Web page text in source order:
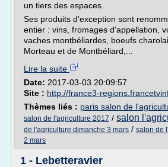
un tiers des espaces.
Ses produits d'exception sont
entier : vins, fromages d'appellation,
vaches montbéliardes, boeufs
Morteau et de Montbéliard,...
Lire la suite
Date: 2017-03-03 20:09:57
Site : http://france3-
Thèmes liés : paris salon de
salon de l'agriculture 2017 / salon
de l'agriculture dimanche 3 mars / salon de
2 mars
1 - Lebetteravier